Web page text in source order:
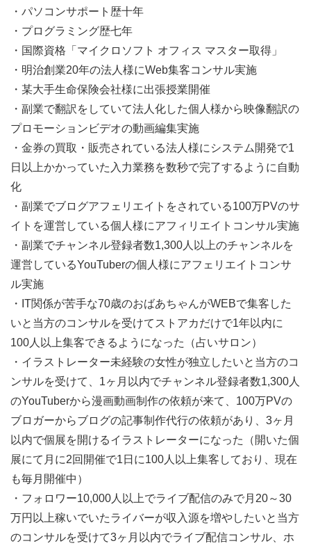
・パソコンサポート歴十年
・プログラミング歴七年
・国際資格「マイクロソフト オフィス マスター取得」
・明治創業20年の法人様にWeb集客コンサル実施
・某大手生命保険会社様に出張授業開催
・副業で翻訳をしていて法人化した個人様から映像翻訳の
プロモーションビデオの動画編集実施
・金券の買取・販売されている法人様にシステム開発で1
日以上かかっていた入力業務を数秒で完了するように自動
化
・副業でブログアフェリエイトをされている100万PVのサ
イトを運営している個人様にアフィリエイトコンサル実施
・副業でチャンネル登録者数1,300人以上のチャンネルを
運営しているYouTuberの個人様にアフェリエイトコンサ
ル実施
・IT関係が苦手な70歳のおばあちゃんがWEBで集客した
いと当方のコンサルを受けてストアカだけで1年以内に
100人以上集客できるようになった（占いサロン）
・イラストレーター未経験の女性が独立したいと当方のコ
ンサルを受けて、1ヶ月以内でチャンネル登録者数1,300人
のYouTuberから漫画動画制作の依頼が来て、100万PVの
ブロガーからブログの記事制作代行の依頼があり、3ヶ月
以内で個展を開けるイラストレーターになった（開いた個
展にて月に2回開催で1日に100人以上集客しており、現在
も毎月開催中）
・フォロワー10,000人以上でライブ配信のみで月20～30
万円以上稼いでいたライバーが収入源を増やしたいと当方
のコンサルを受けて3ヶ月以内でライブ配信コンサル、ホ